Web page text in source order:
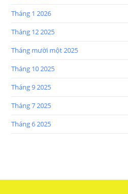
Tháng 1 2026
Tháng 12 2025
Tháng mười một 2025
Tháng 10 2025
Tháng 9 2025
Tháng 7 2025
Tháng 6 2025